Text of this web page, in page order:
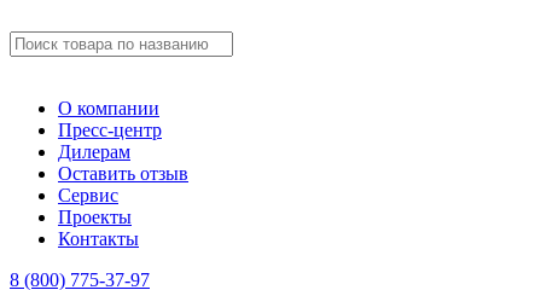
О компании
Пресс-центр
Дилерам
Оставить отзыв
Сервис
Проекты
Контакты
8 (800) 775-37-97